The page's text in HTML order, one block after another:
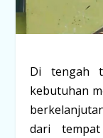
Di tengah
kebutuhan
dari